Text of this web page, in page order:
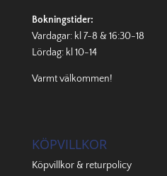
Bokningstider:
Vardagar: kl 7-8 & 16:30-18
Lördag: kl 10-14
Varmt välkommen!
KÖPVILLKOR
Köpvillkor & returpolicy